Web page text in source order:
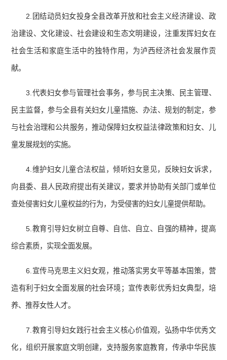
2.团结动员妇女投身全县改革开放和社会主义经济建设、政
治建设、文化建设、社会建设和生态文明建设，注重发挥妇女在
社会生活和家庭生活中的独特作用，为泸西经济社会发展作贡
献。
3.代表妇女参与管理社会事务，参与民主决策、民主管理、
民主监督，参与全县有关妇女儿童措施、办法、规划的制定，参
与社会治理和公共服务，推动保障妇女权益法律政策和妇女、儿
童发展规划的实施。
4.维护妇女儿童合法权益，倾听妇女意见，反映妇女诉求，
向县委、县人民政府提出有关建议，要求并协助有关部门或单位
查处侵害妇女儿童权益的行为，为受侵害的妇女儿童提供帮助。
5.教育引导妇女树立自尊、自信、自立、自强的精神，提高
综合素质，实现全面发展。
6.宣传马克思主义妇女观，推动落实男女平等基本国策，营
造有利于妇女全面发展的社会环境；宣传表彰优秀妇女典型，培
养、推荐女性人才。
7.教育引导妇女践行社会主义核心价值观，弘扬中华优秀文
化，组织开展家庭文明创建，支持服务家庭教育，传承中华民族